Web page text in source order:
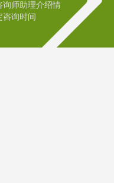
询师助理介绍情
咨询时间